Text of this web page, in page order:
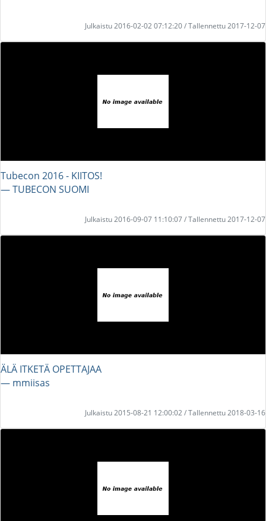
Julkaistu 2016-02-02 07:12:20 / Tallennettu 2017-12-07
Tubecon 2016 - KIITOS!
― TUBECON SUOMI
Julkaistu 2016-09-07 11:10:07 / Tallennettu 2017-12-07
ÄLÄ ITKETÄ OPETTAJAA
― mmiisas
Julkaistu 2015-08-21 12:00:02 / Tallennettu 2018-03-16